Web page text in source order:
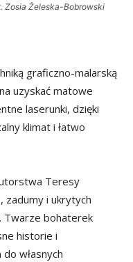
Zosia Żeleska-Bobrowski
graficzno-malarską
uzyskać matowe
laserunki, dzięki
klimat i łatwo
Teresy
zadumy i ukrytych
Twarze bohaterek
historie i
własnych